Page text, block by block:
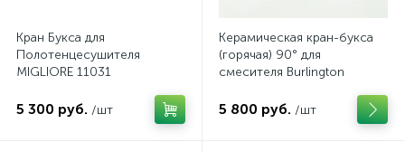
Кран Букса для
Полотенцесушителя
MIGLIORE 11031
5 300 руб. /шт
Керамическая кран-букса
(горячая) 90° для
смесителя Burlington
5 800 руб. /шт